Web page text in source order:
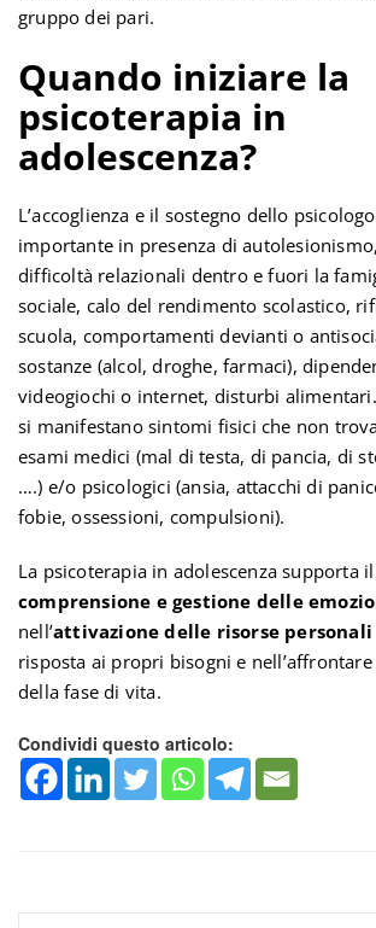
gruppo dei pari.
Quando iniziare la
psicoterapia in
adolescenza?
L’accoglienza e il sostegno dello
importante in presenza di
difficoltà relazionali dentro e fuori la
sociale, calo del rendimento scolastico,
scuola, comportamenti devianti o
sostanze (alcol, droghe, farmaci),
videogiochi o internet, disturbi
si manifestano sintomi fisici che non
esami medici (mal di testa, di pancia, di
….) e/o psicologici (ansia, attacchi di
fobie, ossessioni, compulsioni).
La psicoterapia in adolescenza supporta
comprensione e gestione delle
nell’attivazione delle risorse personali
risposta ai propri bisogni e
della fase di vita.
Condividi questo articolo: